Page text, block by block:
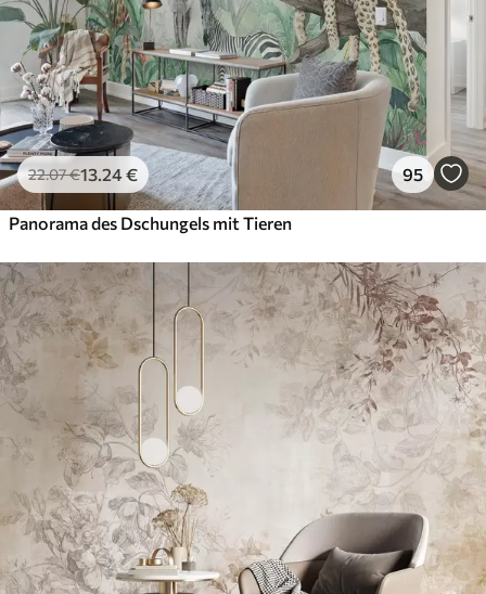
22.07€13 .24€ 95
Panorama des Dschungels mit Tieren